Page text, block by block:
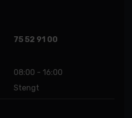
75 52 91 00
08:00 - 16:00
Stengt